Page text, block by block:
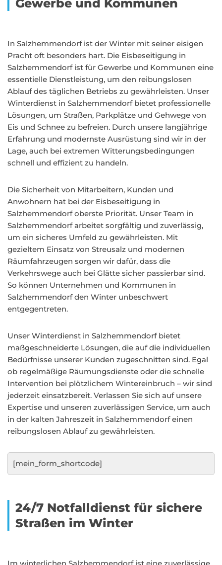
Gewerbe und Kommunen
In Salzhemmendorf ist der Winter mit seiner eisigen
Pracht oft besonders hart. Die Eisbeseitigung in
Salzhemmendorf ist für Gewerbe und Kommunen eine
essentielle Dienstleistung, um den reibungslosen
Ablauf des täglichen Betriebs zu gewährleisten. Unser
Winterdienst in Salzhemmendorf bietet professionelle
Lösungen, um Straßen, Parkplätze und Gehwege von
Eis und Schnee zu befreien. Durch unsere langjährige
Erfahrung und modernste Ausrüstung sind wir in der
Lage, auch bei extremen Witterungsbedingungen
schnell und effizient zu handeln.
Die Sicherheit von Mitarbeitern, Kunden und
Anwohnern hat bei der Eisbeseitigung in
Salzhemmendorf oberste Priorität. Unser Team in
Salzhemmendorf arbeitet sorgfältig und zuverlässig,
um ein sicheres Umfeld zu gewährleisten. Mit
gezieltem Einsatz von Streusalz und modernen
Räumfahrzeugen sorgen wir dafür, dass die
Verkehrswege auch bei Glätte sicher passierbar sind.
So können Unternehmen und Kommunen in
Salzhemmendorf den Winter unbeschwert
entgegentreten.
Unser Winterdienst in Salzhemmendorf bietet
maßgeschneiderte Lösungen, die auf die individuellen
Bedürfnisse unserer Kunden zugeschnitten sind. Egal
ob regelmäßige Räumungsdienste oder die schnelle
Intervention bei plötzlichem Wintereinbruch – wir sind
jederzeit einsatzbereit. Verlassen Sie sich auf unsere
Expertise und unseren zuverlässigen Service, um auch
in der kalten Jahreszeit in Salzhemmendorf einen
reibungslosen Ablauf zu gewährleisten.
[mein_form_shortcode]
24/7 Notfalldienst für sichere
Straßen im Winter